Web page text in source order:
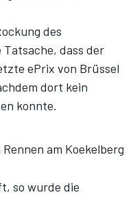
des
dass der
ePrix von Brüssel
dort kein
konnte.
am Koekelberg
so wurde die